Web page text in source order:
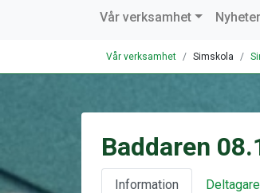
Vår verksamhet Nyheter
Vår verksamhet Simskola
Baddaren
Information Deltagare